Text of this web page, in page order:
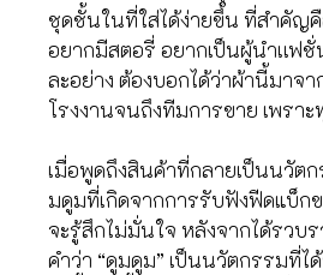
ชุดชั้นในที่ใส่ได้ง่ายขึ้น ที่สำคัญ
อยากมีสตอรี่ อยากเป็นผู้นำเเฟชั่
ละอย่าง ต้องบอกได้ว่าผ้านี้มาจ
โรงงานจนถึงทีมการขาย เพรา
เมื่อพูดถึงสินค้าที่กลายเป็นนวัต
มดูมที่เกิดจากการรับฟังฟีดแบ็ก
จะรู้สึกไม่มั่นใจ หลังจากได้รว
คำว่า “ดูมดูม” เป็นนวัตกรรมที่ไ